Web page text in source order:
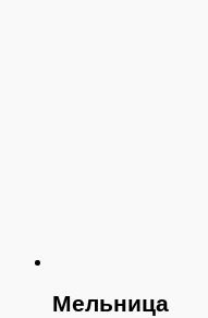
Мельница